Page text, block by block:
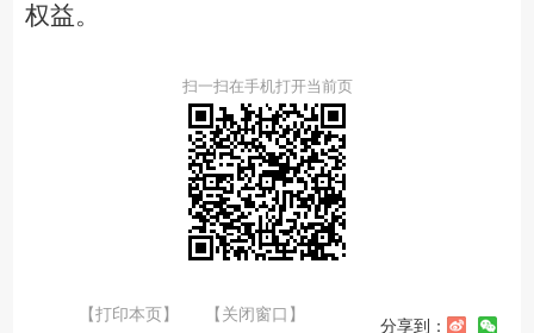
权益。
扫一扫在手机打开当前页
【打印本页】 【关闭窗口】 分享到：